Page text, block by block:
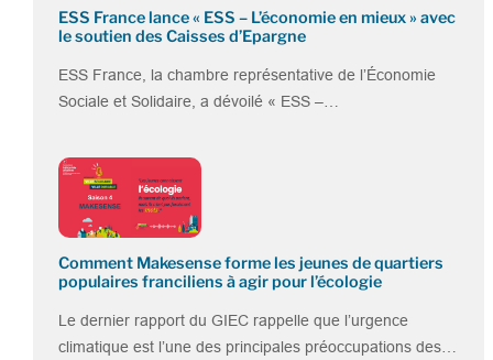
ESS France lance « ESS – L’économie en mieux » avec
le soutien des Caisses d’Epargne
ESS France, la chambre représentative de l’Économie
Sociale et Solidaire, a dévoilé « ESS –…
Comment Makesense forme les jeunes de quartiers
populaires franciliens à agir pour l’écologie
Le dernier rapport du GIEC rappelle que l’urgence
climatique est l’une des principales préoccupations des…